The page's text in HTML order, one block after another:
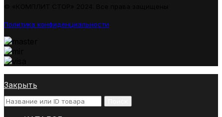
Политика конфиденциальности
Закрыть